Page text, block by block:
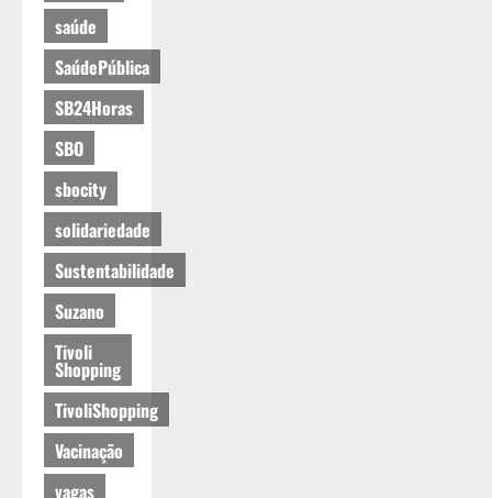
saúde
SaúdePública
SB24Horas
SBO
sbocity
solidariedade
Sustentabilidade
Suzano
Tivoli
Shopping
TivoliShopping
Vacinação
vagas